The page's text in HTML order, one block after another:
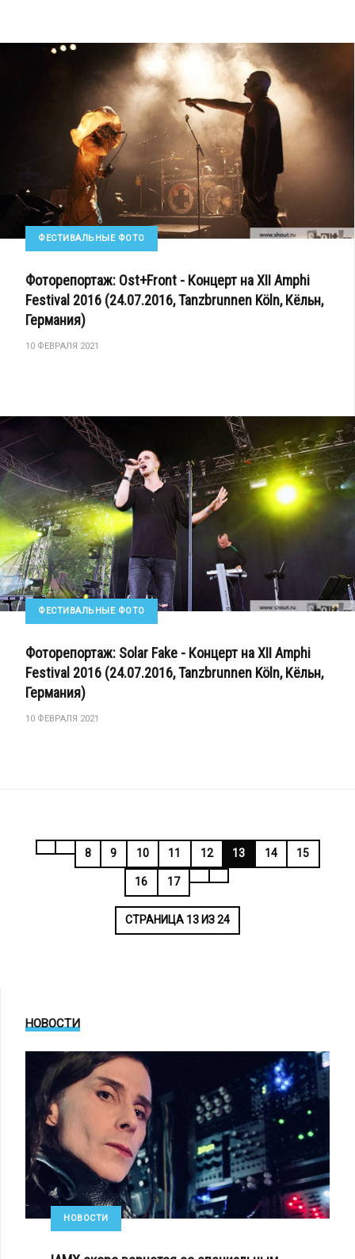
ФЕСТИВАЛЬНЫЕ ФОТО
Фоторепортаж: Ost+Front - Концерт на XII Amphi
Festival 2016 (24.07.2016, Tanzbrunnen Köln, Кёльн,
Германия)
10 ФЕВРАЛЯ 2021
ФЕСТИВАЛЬНЫЕ ФОТО
Фоторепортаж: Solar Fake - Концерт на XII Amphi
Festival 2016 (24.07.2016, Tanzbrunnen Köln, Кёльн,
Германия)
10 ФЕВРАЛЯ 2021
СТРАНИЦА 13 ИЗ 24
8 9 10 11 12 13 14 15
16 17
НОВОСТИ
НОВОСТИ